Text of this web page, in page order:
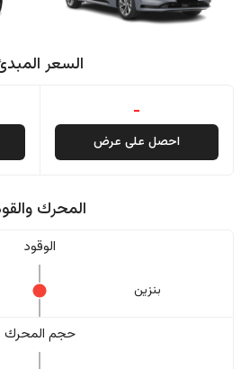
السعر
-
احصل على عرض
المحرك
الوقود
بنزين
حجم المحرك